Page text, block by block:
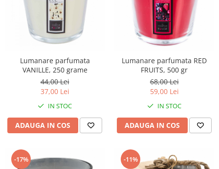
Lumanare parfumata
VANILLE, 250 grame
44,00 Lei
37,00 Lei
IN STOC
ADAUGA IN COS
Lumanare parfumata RED
FRUITS, 500 gr
68,00 Lei
59,00 Lei
IN STOC
ADAUGA IN COS
-17% -11%